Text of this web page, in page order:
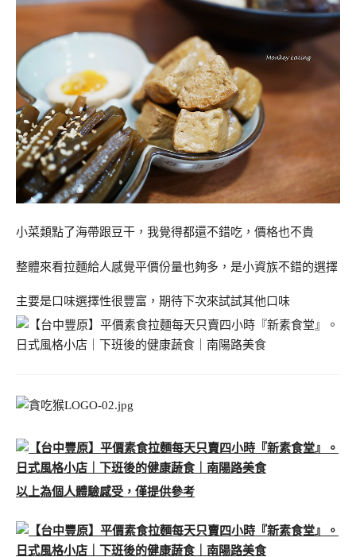
小菜類點了海帶跟豆干，我覺得都還不錯吃，價格也不貴
整體來看拉麵給人感覺平價份量也夠多，是小資族不錯的選擇
主要是口味選擇性很豐富，期待下次來試試其他口味
以上為個人體驗感受，僅提供參考